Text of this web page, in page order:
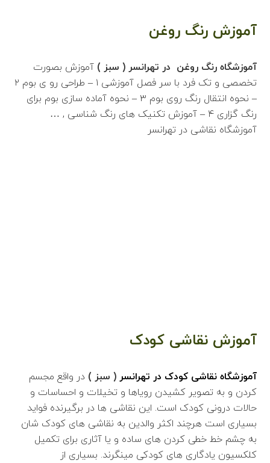
آموزش رنگ روغن
آموزشگاه رنگ روغن در تهرانسر ( سبز ) آموزش بصورت
تخصصی و تک فرد با سر فصل آموزشی ۱ – طراحی رو ی بوم ۲
– نحوه انتقال رنگ روی بوم ۳ – نحوه آماده سازی بوم برای
رنگ گزاری ۴ – آموزش تکنیک های رنگ شناسی , …
آموزشگاه نقاشی در تهرانسر
آموزش نقاشی کودک
آموزشگاه نقاشی کودک در تهرانسر ( سبز )در واقع مجسم
کردن و به تصویر کشیدن رویاها و تخیلات و احساسات و
حالات درونی کودک است. این نقاشی ها در برگیرنده فواید
بسیاری است هرچند اکثر والدین به نقاشی های کودک شان
به چشم خط خطی کردن های ساده و یا آثاری برای تکمیل
کلکسیون یادگاری های کودکی مینگرند. بسیاری از